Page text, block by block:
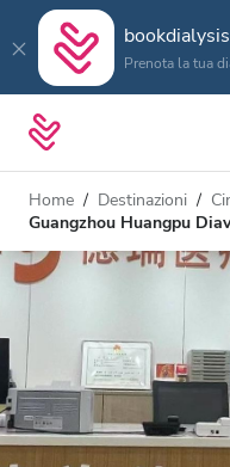
Prenota la tua
Home Destinazioni
Guangzhou Huangpu